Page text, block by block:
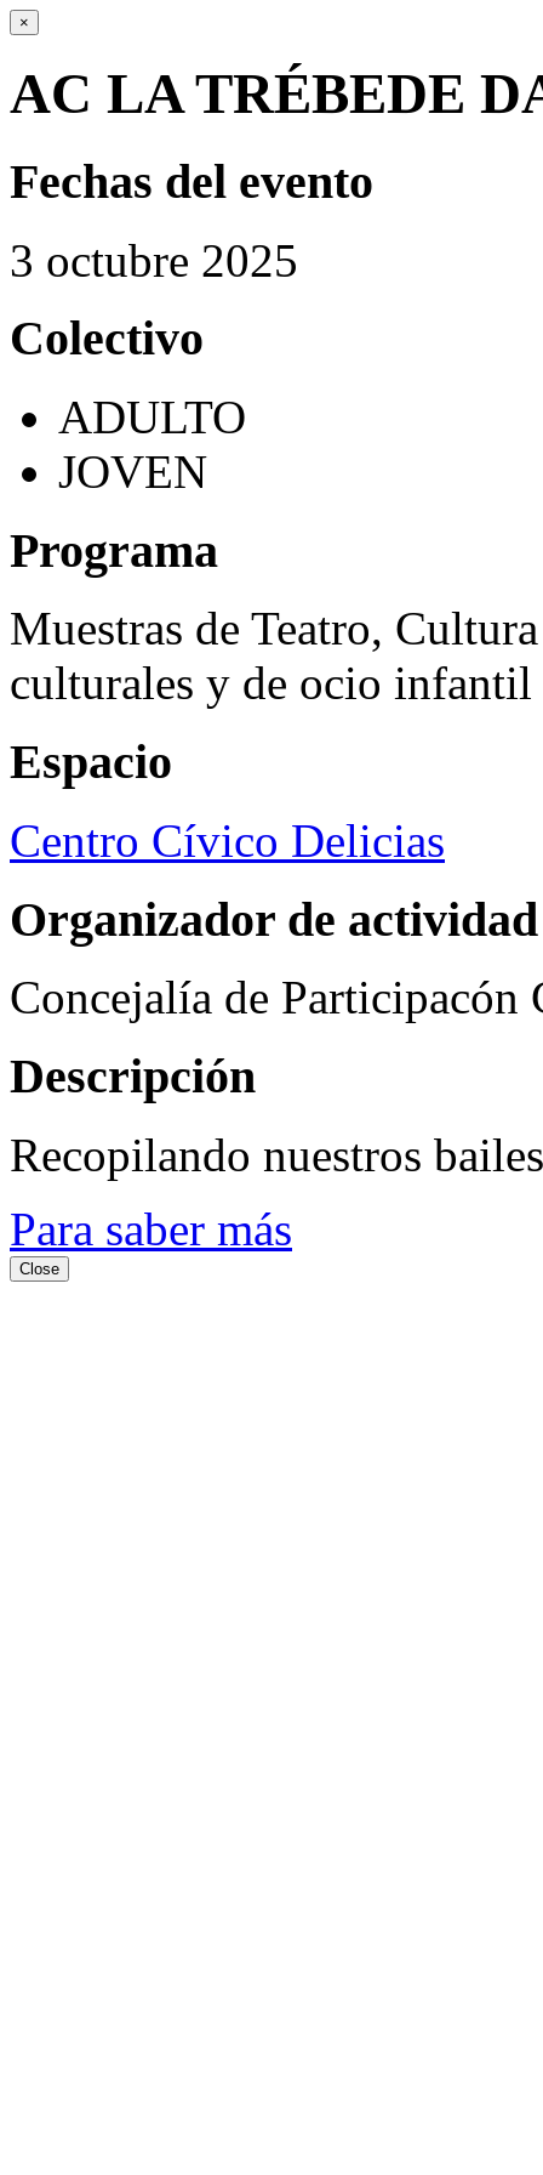
×
AC LA TRÉBEDE
Fechas del evento
3 octubre 2025
Colectivo
ADULTO
JOVEN
Programa
Muestras de Teatro,
culturales y de ocio infantil
Espacio
Centro Cívico Delicias
Organizador de actividad
Concejalía de Participacón
Descripción
Recopilando nuestros
Para saber más
Close